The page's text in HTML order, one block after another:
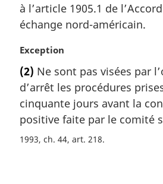
à l’article 1905.1 de
échange nord-américain.
N
t
e
m
a
r
g
Exception
(2) Ne sont pas visées par
d’arrêt les procédures
cinquante jours avant la
positive faite par le comité
1993, ch. 44, art. 218